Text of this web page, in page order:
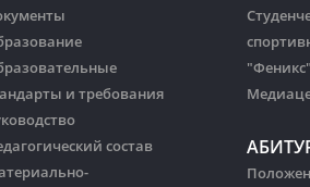
и требования
состав